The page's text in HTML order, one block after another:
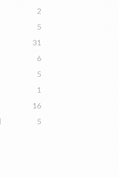
2
5
31
6
5
1
16
5